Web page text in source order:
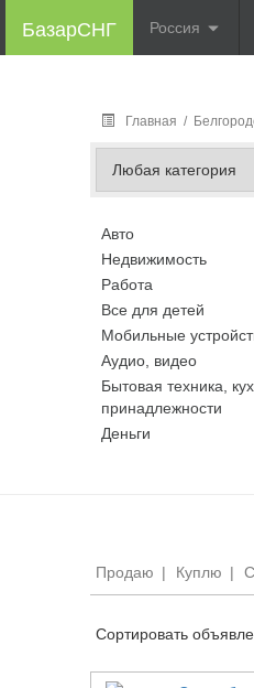
БазарСНГ Россия
Главная /
Авто
Недвижимость
Работа
Все для детей
Мобильные
Аудио, видео
Бытовая техника,
принадлежности
Деньги
Продаю | Куплю |
Сортировать